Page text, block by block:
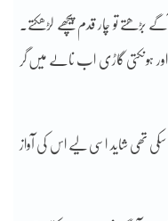
بڑھتے تو چار قدم پیچھے لڑھکتے۔
ہونکتی گاڑی اب نالے میں گر
سکی تھی شاید اسی لیے اس کی آواز